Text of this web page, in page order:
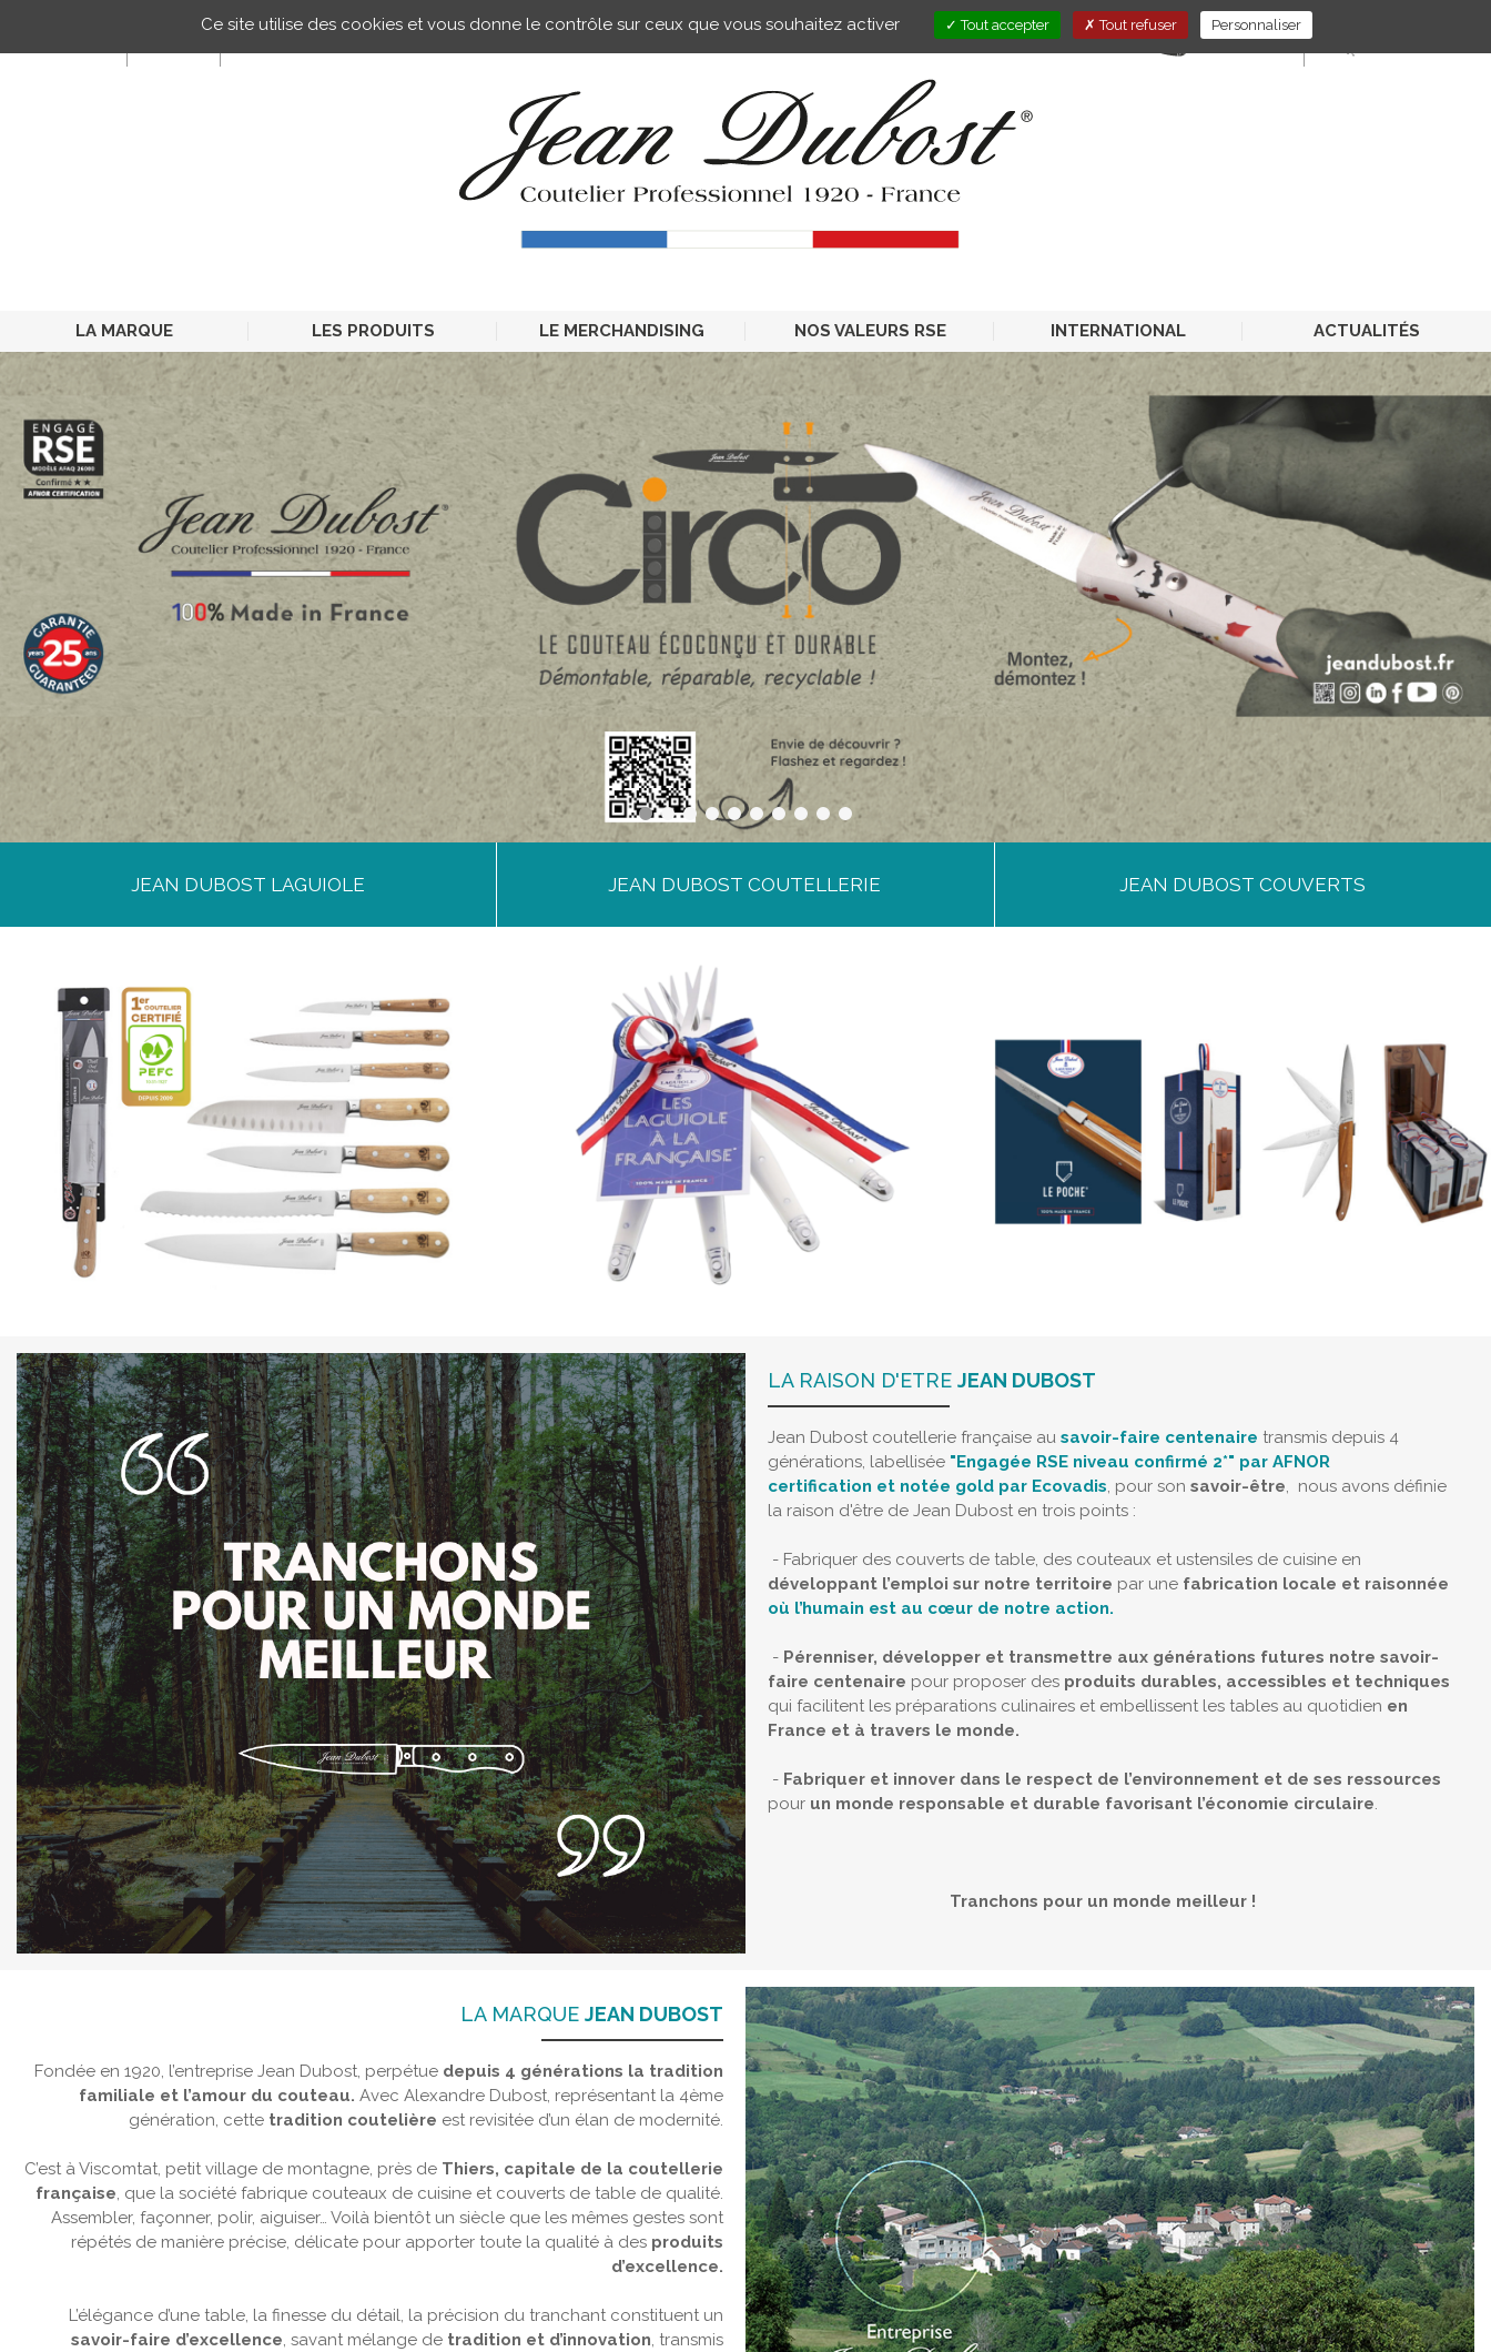
LA MARQUE LES PRODUITS LE MERCHANDISING NOS VALEURS RSE INTERNATIONAL ACTUALITÉS
E-STORE
JEAN DUBOST LAGUIOLE JEAN DUBOST COUTELLERIE JEAN DUBOST COUVERTS
LA RAISON D'ETRE JEAN DUBOST
Jean Dubost coutellerie française au savoir-faire centenaire transmis depuis 4
générations, labellisée "Engagée RSE niveau confirmé 2*" par AFNOR
certification et notée gold par Ecovadis, pour son savoir-être, nous avons définie
la raison d'être de Jean Dubost en trois points :
- Fabriquer des couverts de table, des couteaux et ustensiles de cuisine en
développant l’emploi sur notre territoire par une fabrication locale et raisonnée
où l’humain est au cœur de notre action.
- Pérenniser, développer et transmettre aux générations futures notre savoir-
faire centenaire pour proposer des produits durables, accessibles et techniques
qui facilitent les préparations culinaires et embellissent les tables au quotidien en
France et à travers le monde.
- Fabriquer et innover dans le respect de l’environnement et de ses ressources
pour un monde responsable et durable favorisant l’économie circulaire.
Tranchons pour un monde meilleur !
LA MARQUE JEAN DUBOST
Fondée en 1920, l’entreprise Jean Dubost, perpétue depuis 4 générations la tradition
familiale et l’amour du couteau. Avec Alexandre Dubost, représentant la 4ème
génération, cette tradition coutelière est revisitée d’un élan de modernité.
C’est à Viscomtat, petit village de montagne, près de Thiers, capitale de la coutellerie
française, que la société fabrique couteaux de cuisine et couverts de table de qualité.
Assembler, façonner, polir, aiguiser… Voilà bientôt un siècle que les mêmes gestes sont
répétés de manière précise, délicate pour apporter toute la qualité à des produits
d’excellence.
L’élégance d’une table, la finesse du détail, la précision du tranchant constituent un
savoir-faire d’excellence, savant mélange de tradition et d’innovation, transmis
Ce site utilise des cookies et vous donne le contrôle sur ceux que vous souhaitez activer Tout accepter Tout refuser Personnaliser